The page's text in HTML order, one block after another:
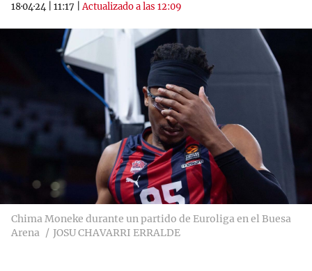
18·04·24 11:17 |Actualizado a las 12:09
Chima Moneke durante un partido de Euroliga en el Buesa
Arena
JOSU CHAVARRI ERRALDE